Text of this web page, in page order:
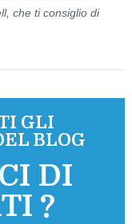
che ti consiglio di
GLI
BLOG
DI
?